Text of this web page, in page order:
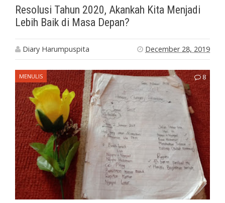
Resolusi Tahun 2020, Akankah Kita Menjadi
Lebih Baik di Masa Depan?
Diary Harumpuspita December 28, 2019
MENULIS 8